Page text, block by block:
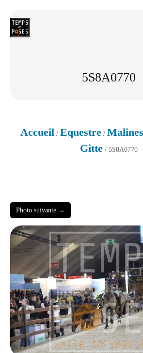
5S8A0770
Accueil / Equestre/
Gitte/ 5S8A0770
Photo suivante →